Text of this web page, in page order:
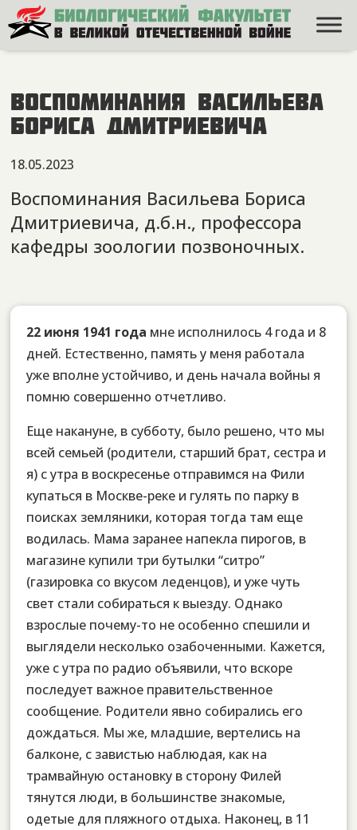
Воспоминания Васильева
Бориса Дмитриевича
18.05.2023
Воспоминания Васильева Бориса
Дмитриевича, д.б.н., профессора
кафедры зоологии позвоночных.
22 июня 1941 года мне исполнилось 4 года и 8
дней. Естественно, память у меня работала
уже вполне устойчиво, и день начала войны я
помню совершенно отчетливо.
Еще накануне, в субботу, было решено, что мы
всей семьей (родители, старший брат, сестра и
я) с утра в воскресенье отправимся на Фили
купаться в Москве-реке и гулять по парку в
поисках земляники, которая тогда там еще
водилась. Мама заранее напекла пирогов, в
магазине купили три бутылки “ситро”
(газировка со вкусом леденцов), и уже чуть
свет стали собираться к выезду. Однако
взрослые почему-то не особенно спешили и
выглядели несколько озабоченными. Кажется,
уже с утра по радио объявили, что вскоре
последует важное правительственное
сообщение. Родители явно собирались его
дождаться. Мы же, младшие, вертелись на
балконе, с завистью наблюдая, как на
трамвайную остановку в сторону Филей
тянутся люди, в большинстве знакомые,
одетые для пляжного отдыха. Наконец, в 11